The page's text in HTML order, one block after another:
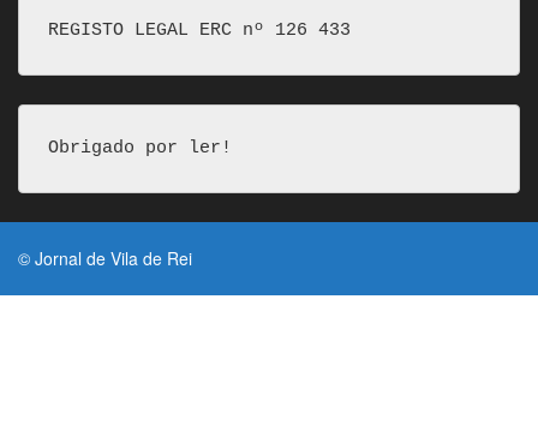
REGISTO LEGAL ERC nº 126 433
Obrigado por ler!
© Jornal de Vila de Rei